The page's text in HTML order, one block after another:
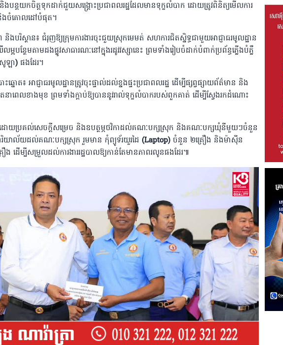
និងបន្តយកចិត្តទុកដាក់ជួយសង្គ្រោះប្រជាពលរដ្ឋដែលមានទុក្ខលំបាក ដោយត្រូវពិនិត្យមើលការ
ងចំគោលដៅបំផុត។
និងបរិស្ថាន៖ ជំរុញឱ្យក្រុមការងារចុះជួយស្រុកមេមត់ សហការជិតស្និទ្ធជាមួយអាជ្ញាធរមូលដ្ឋាន
អបន្ថែមតាមដងផ្លូវសាធារណៈនៅក្នុងរដូវវស្សានេះ ព្រមទាំងរៀបចំដាក់បំពាក់ប្រព័ន្ធភ្លើងបំភ្លឺ
ឡា) ផងដែរ។
ឆ្នោត៖ អាជ្ញាធរមូលដ្ឋានត្រូវចុះផ្ទាល់ដល់ខ្នងផ្ទះប្រជាពលរដ្ឋ ដើម្បីផ្សព្វផ្សាយព័ត៌មាន និង
នាពេលខាងមុខ ព្រមទាំងក្តាប់ឱ្យបាននូវរាល់ទុក្ខលំបាករបស់ពួកគាត់ ដើម្បីស្វែងរកដំណោះ
ោយប្រគល់សេចក្តីសម្រេច និងឧបត្ថម្ភថវិកាដល់គណៈបក្សស្រុក និងគណៈបក្សឃុំនីមួយៗចំនួន
ារិយាល័យដល់គណៈបក្សស្រុក រួមមាន កុំព្យូទ័រយួរដៃ (Laptop) ចំនួន ២គ្រឿង និងម៉ាស៊ីន
ង ដើម្បីសម្រួលដល់ការងាររដ្ឋបាលឱ្យកាន់តែមានភាពរលូនផងដែរ៕